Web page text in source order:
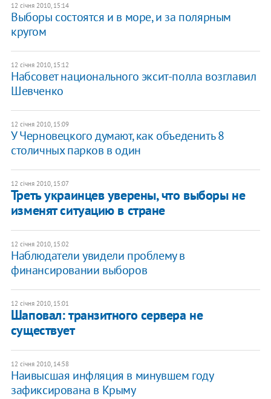
12 січня 2010, 15:14
Выборы состоятся и в море, и за полярным
кругом
12 січня 2010, 15:12
Набсовет национального эксит-полла возглавил
Шевченко
12 січня 2010, 15:09
У Черновецкого думают, как объеденить 8
столичных парков в один
12 січня 2010, 15:07
Треть украинцев уверены, что выборы не
изменят ситуацию в стране
12 січня 2010, 15:02
Наблюдатели увидели проблему в
финансировании выборов
12 січня 2010, 15:01
Шаповал: транзитного сервера не
существует
12 січня 2010, 14:58
Наивысшая инфляция в минувшем году
зафиксирована в Крыму